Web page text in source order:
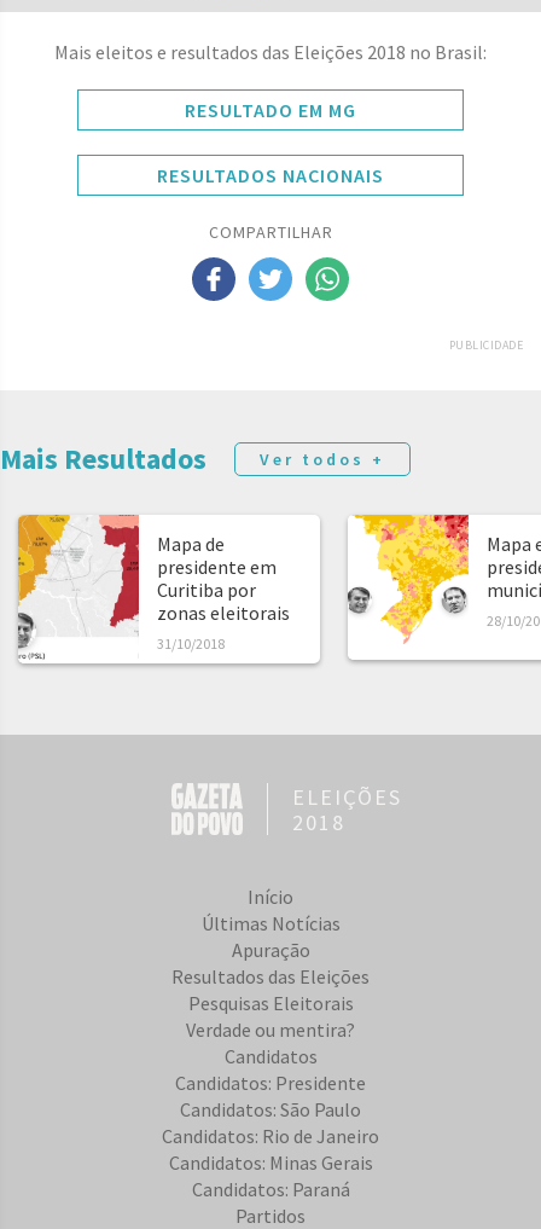
Mais eleitos e resultados das Eleições 2018 no Brasil:
RESULTADO EM MG
RESULTADOS NACIONAIS
COMPARTILHAR
PUBLICIDADE
Mais Resultados Ver todos +
Mapa de
presidente em
Curitiba por
zonas eleitorais
31/10/2018
Mapa
28/10/
ELEIÇÕES
2018
Início
Últimas Notícias
Apuração
Resultados das Eleições
Pesquisas Eleitorais
Verdade ou mentira?
Candidatos
Candidatos: Presidente
Candidatos: São Paulo
Candidatos: Rio de Janeiro
Candidatos: Minas Gerais
Candidatos: Paraná
Partidos